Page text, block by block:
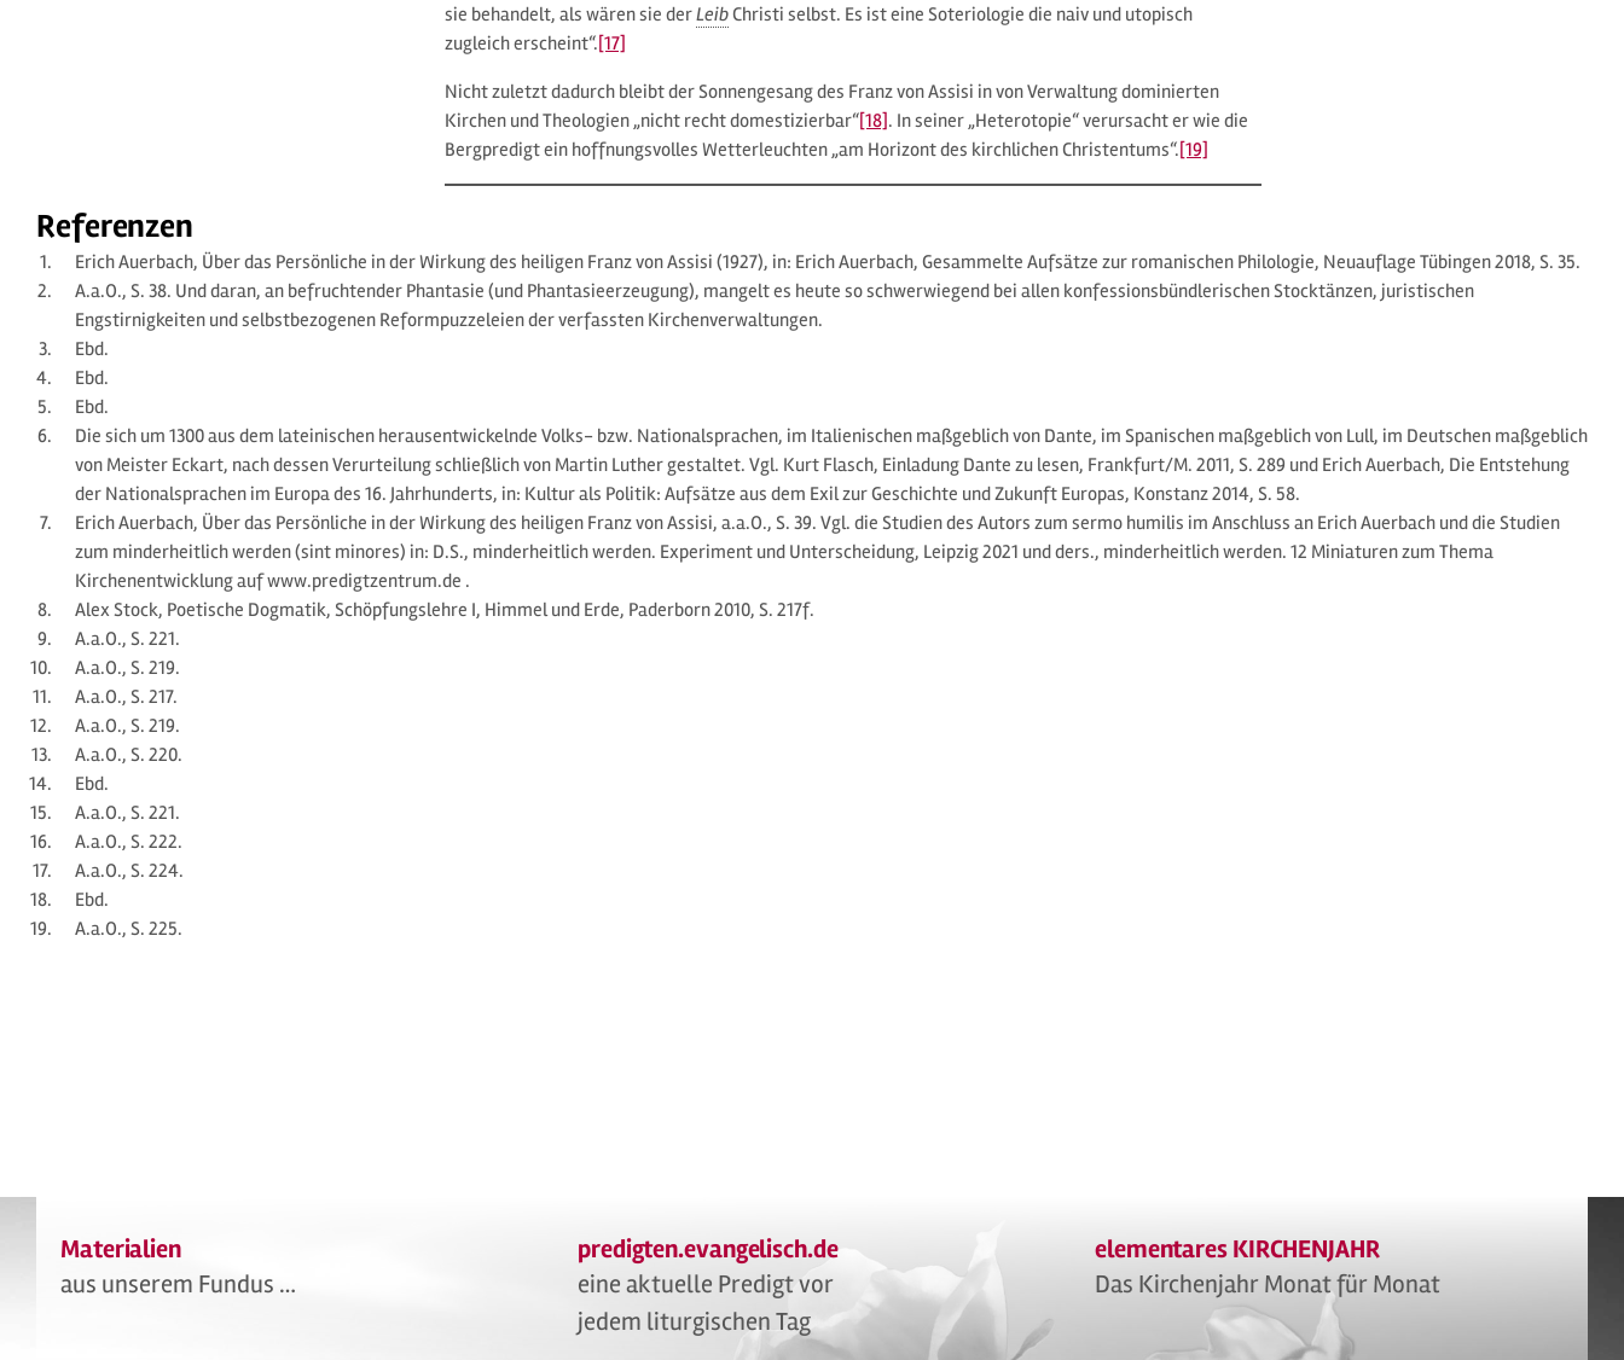
sie behandelt, als wären sie derLeibChristi selbst. Es ist eine Soteriologie die naiv und utopisch
zugleich erscheint“.[17]
Nicht zuletzt dadurch bleibt der Sonnengesang des Franz von Assisi in von Verwaltung dominierten
Kirchen und Theologien „nicht recht domestizierbar“[18]. In seiner „Heterotopie“ verursacht er wie die
Bergpredigt ein hoffnungsvolles Wetterleuchten „am Horizont des kirchlichen Christentums“.[19]
Referenzen
Erich Auerbach, Über das Persönliche in der Wirkung des heiligen Franz von Assisi (1927), in: Erich Auerbach, Gesammelte Aufsätze zur romanischen Philologie, Neuauflage Tübingen 2018, S. 35.
A.a.O., S. 38. Und daran, an befruchtender Phantasie (und Phantasieerzeugung), mangelt es heute so schwerwiegend bei allen konfessionsbündlerischen Stocktänzen, juristischen
Engstirnigkeiten und selbstbezogenen Reformpuzzeleien der verfassten Kirchenverwaltungen.
Ebd.
Ebd.
Ebd.
Die sich um 1300 aus dem lateinischen herausentwickelnde Volks- bzw. Nationalsprachen, im Italienischen maßgeblich von Dante, im Spanischen maßgeblich von Lull, im Deutschen maßgeblich
von Meister Eckart, nach dessen Verurteilung schließlich von Martin Luther gestaltet. Vgl. Kurt Flasch, Einladung Dante zu lesen, Frankfurt/M. 2011, S. 289 und Erich Auerbach, Die Entstehung
der Nationalsprachen im Europa des 16. Jahrhunderts, in: Kultur als Politik: Aufsätze aus dem Exil zur Geschichte und Zukunft Europas, Konstanz 2014, S. 58.
Erich Auerbach, Über das Persönliche in der Wirkung des heiligen Franz von Assisi, a.a.O., S. 39. Vgl. die Studien des Autors zum sermo humilis im Anschluss an Erich Auerbach und die Studien
zum minderheitlich werden (sint minores) in: D.S., minderheitlich werden. Experiment und Unterscheidung, Leipzig 2021 und ders., minderheitlich werden. 12 Miniaturen zum Thema
Kirchenentwicklung auf www.predigtzentrum.de .
Alex Stock, Poetische Dogmatik, Schöpfungslehre I, Himmel und Erde, Paderborn 2010, S. 217f.
A.a.O., S. 221.
A.a.O., S. 219.
A.a.O., S. 217.
A.a.O., S. 219.
A.a.O., S. 220.
Ebd.
A.a.O., S. 221.
A.a.O., S. 222.
A.a.O., S. 224.
Ebd.
A.a.O., S. 225.
Materialien
aus unserem Fundus …
predigten.evangelisch.de
eine aktuelle Predigt vor
jedem liturgischen Tag
elementares KIRCHENJAHR
Das Kirchenjahr Monat für Monat